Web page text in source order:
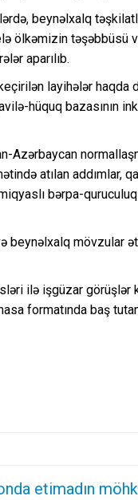
beynəlxalq
ölkəmizin təşəbbüsü
aparılıb.
layihələr haqda
hüquq bazasının
Azərbaycan
atılan addımlar,
bərpa-
beynəlxalq mövzular
ilə işgüzar görüşlər
formatında baş
etimadın